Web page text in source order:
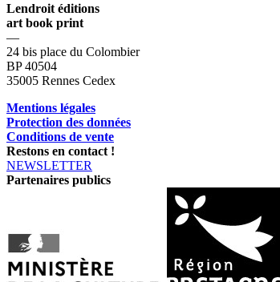
Lendroit éditions
art book print
—
24 bis place du Colombier
BP 40504
35005 Rennes Cedex
Mentions légales
Protection des données
Conditions de vente
Restons en contact !
NEWSLETTER
Partenaires publics